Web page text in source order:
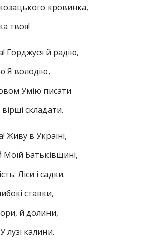
кровинка,
твоя!
Горджуся й радію,
Я володію,
Умію писати
складати.
Живу в Україні,
Моїй Батьківщині,
Ліси і садки.
ставки,
й долини,
лузі калини.